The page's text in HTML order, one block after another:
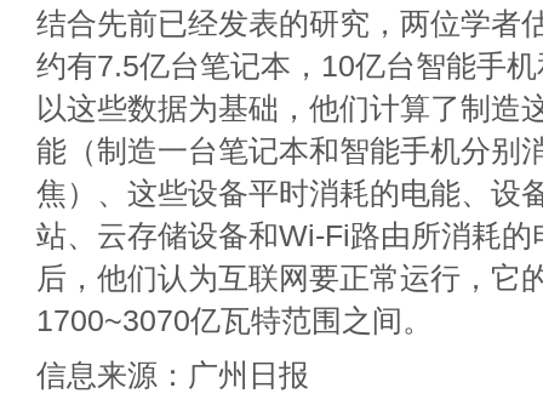
结合先前已经发表的研究，两位学者
约有7.5亿台笔记本，10亿台智能手
以这些数据为基础，他们计算了制造
能（制造一台笔记本和智能手机分别
焦）、这些设备平时消耗的电能、设
站、云存储设备和Wi-Fi路由所消耗的
后，他们认为互联网要正常运行，它
1700~3070亿瓦特范围之间。
信息来源：广州日报